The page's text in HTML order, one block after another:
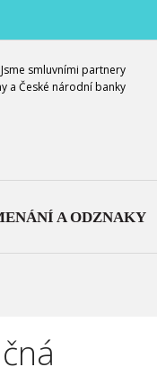
Jsme smluvními partnery
a České národní banky
A ODZNAKY